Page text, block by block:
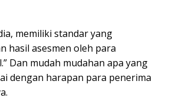
memiliki standar yang
hasil asesmen oleh para
Dan mudah mudahan apa yang
dengan harapan para penerima